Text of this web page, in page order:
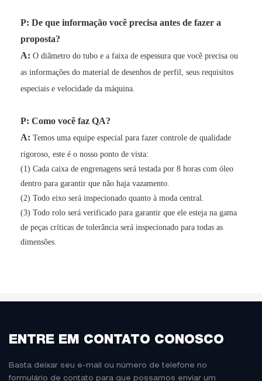
P: De que informação você precisa antes de fazer a
proposta?
A: O diâmetro do tubo e a faixa de espessura que você precisa ou
as informações do material de desenhos de perfil, seus requisitos
especiais e velocidade da máquina.
P: Como você faz QA?
A: Temos uma equipe especial para fazer controle de qualidade
rigoroso, este é o nosso ponto de vista:
(1) Cada caixa de engrenagens será testada por 8 horas com óleo
dentro para garantir que não haja vazamento.
(2) Todo eixo será inspecionado quanto à moda central.
(3) Todo rolo será verificado para garantir que ele esteja na gama
de peças críticas de tolerância será inspecionado para todas as
dimensões.
ENTRE EM CONTATO CONOSCO
Basta deixar seu e-mail ou número de telefone no
formulário de contato para que possamos enviar um